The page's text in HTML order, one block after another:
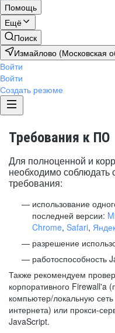
Помощь
Ещё
Поиск
Измайлово (Московская
Войти
Войти
Создать резюме
Требования к ПО
Для полноценной и
необходимо соблюдать
требования:
использование
последней версии:
Chrome, Safari,
разрешение
работоспособность
Также рекомендуем
корпоративного
компьютер/локальную
интернета) или прокси-
JavaScript.